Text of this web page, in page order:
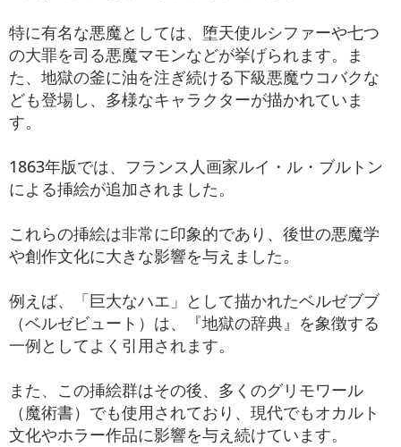
特に有名な悪魔としては、堕天使ルシファーや七つ
の大罪を司る悪魔マモンなどが挙げられます。ま
た、地獄の釜に油を注ぎ続ける下級悪魔ウコバクな
ども登場し、多様なキャラクターが描かれていま
す。
1863年版では、フランス人画家ルイ・ル・ブルトン
による挿絵が追加されました。
これらの挿絵は非常に印象的であり、後世の悪魔学
や創作文化に大きな影響を与えました。
例えば、「巨大なハエ」として描かれたベルゼブブ
（ベルゼビュート）は、『地獄の辞典』を象徴する
一例としてよく引用されます。
また、この挿絵群はその後、多くのグリモワール
（魔術書）でも使用されており、現代でもオカルト
文化やホラー作品に影響を与え続けています。